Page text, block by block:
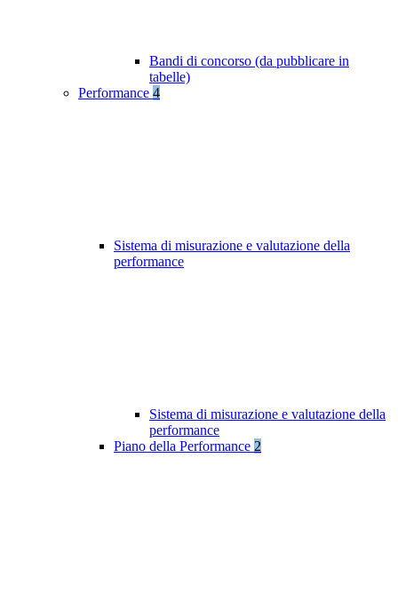
Bandi di concorso (da pubblicare in
tabelle)
Performance 4
Sistema di misurazione e valutazione della
performance
Sistema di misurazione e valutazione della
performance
Piano della Performance 2